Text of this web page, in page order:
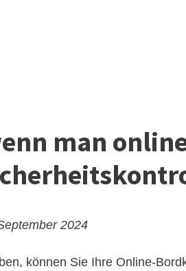
man
2024
können Sie Ihre Online-